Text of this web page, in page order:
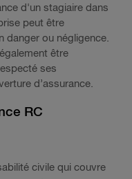
d'un stagiaire dans
peut être
danger ou négligence.
être
ses
d’assurance.
RC
civile qui couvre